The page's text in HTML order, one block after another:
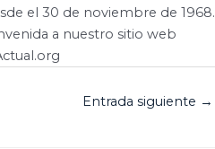
el 30 de noviembre de 1968.
a nuestro sitio web
Entrada siguiente →